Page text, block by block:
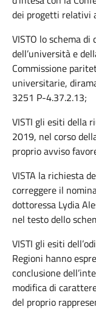
dei progetti relativi
VISTO lo schema
dell’università e
Commissione
universitarie,
3251 P-4.37.2.13;
VISTI gli esiti della
2019, nel corso
proprio avviso
VISTA la richiesta
correggere il
dottoressa Lydia
nel testo dello
VISTI gli esiti
Regioni hanno
conclusione
modifica di
del proprio